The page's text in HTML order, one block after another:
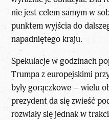
nie jest celem samym w
punktem wyjścia do
napadniętego kraju.
Spekulacje w godzinach
Trumpa z europejskimi
były gorączkowe – wielu
prezydent da się zwieść
rozwiały się jednak w